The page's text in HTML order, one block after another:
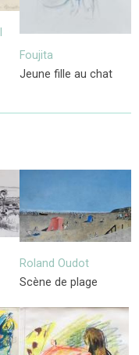
Foujita
Jeune fille au chat
Roland Oudot
Scène de plage